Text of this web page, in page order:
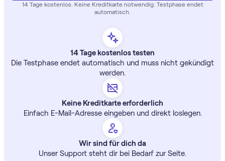
14 Tage kostenlos . Keine Kreditkarte notwendig. Testphase endet
automatisch.
14 Tage kostenlos testen
Die Testphase endet automatisch und muss nicht gekündigt
werden.
Keine Kreditkarte erforderlich
Einfach E-Mail-Adresse eingeben und direkt loslegen.
Wir sind für dich da
Unser Support steht dir bei Bedarf zur Seite.